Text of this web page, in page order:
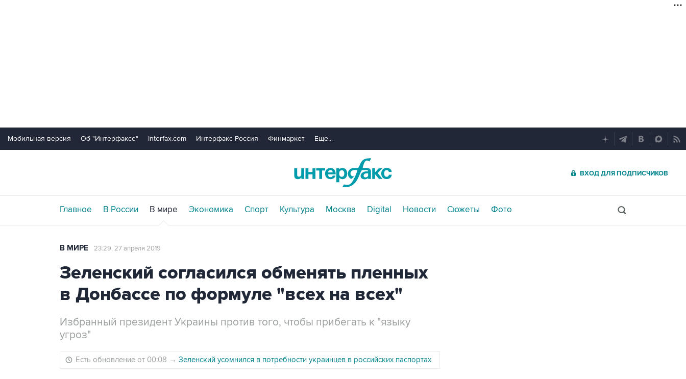
Мобильная версия Об "Интерфаксе" Interfax.com Интерфакс-Россия Финмаркет Еще...
ВХОД ДЛЯ ПОДПИСЧИКОВ
Главное В России В мире Экономика Спорт Культура Москва Digital Новости Сюжеты Фото
В МИРЕ 23:29, 27 апреля 2019
Зеленский согласился обменять пленных
в Донбассе по формуле "всех на всех"
Избранный президент Украины против того, чтобы прибегать к "языку
угроз"
Есть обновление от 00:08 → Зеленский усомнился в потребности украинцев в российских паспортах